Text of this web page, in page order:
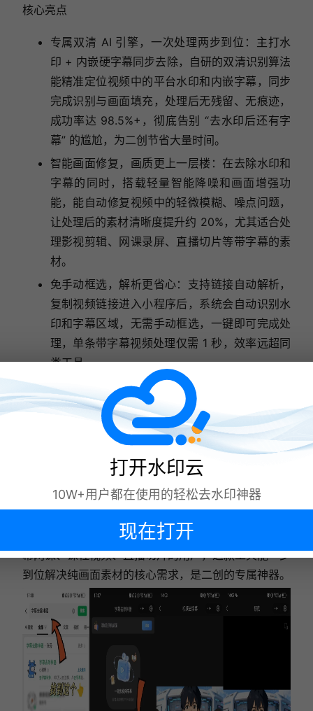
核心亮点
专属双清 AI 引擎，一次处理两步到位：主打水
印 + 内嵌硬字幕同步去除，自研的双清识别算法
能精准定位视频中的平台水印和内嵌字幕，同步
完成识别与画面填充，处理后无残留、无痕迹，
成功率达 98.5%+，彻底告别 “去水印后还有字
幕” 的尴尬，为二创节省大量时间。
智能画面修复，画质更上一层楼：在去除水印和
字幕的同时，搭载轻量智能降噪和画面增强功
能，能自动修复视频中的轻微模糊、噪点问题，
让处理后的素材清晰度提升约 20%，尤其适合处
理影视剪辑、网课录屏、直播切片等带字幕的素
材。
免手动框选，解析更省心：支持链接自动解析，
复制视频链接进入小程序后，系统会自动识别水
印和字幕区域，无需手动框选，一键即可完成处
理，单条带字幕视频处理仅需 1 秒，效率远超同
类工具。
多平台适配，小众平台也能解：除了抖音、快手
等主流平台，还支持视频号、美拍、火山小视频
等小众平台的素材解析，兼顾主流与冷门，满足
二创博主的多平台素材收集需求；全程本地处理
数据，隐私安全有保障，免费版即可满足所有核
剪辑、剧情解说、短视频混剪博主，以及需要处理带字
幕网课、课程视频、直播切片的用户，这款工具能一步
到位解决纯画面素材的核心需求，是二创的专属神器。
打开水印云
10W+用户都在使用的轻松去水印神器
现在打开
下次再说